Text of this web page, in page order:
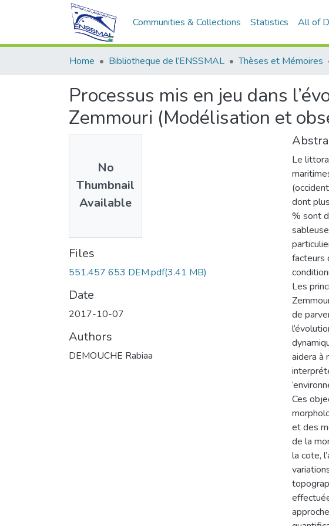
Communities & Collections Statistics All of
Home Bibliotheque de l’ENSSMAL Thèses et Mémoires
Processus mis en jeu dans
Zemmouri (Modélisation et
No
Thumbnail
Available
Files
551.457 653 DEM.pdf(3.41 MB)
Date
2017-10-07
Authors
DEMOUCHE Rabiaa
Le
dont
% sont
facteurs
Les
de
aidera à
Ces
et des
de la
la cote,